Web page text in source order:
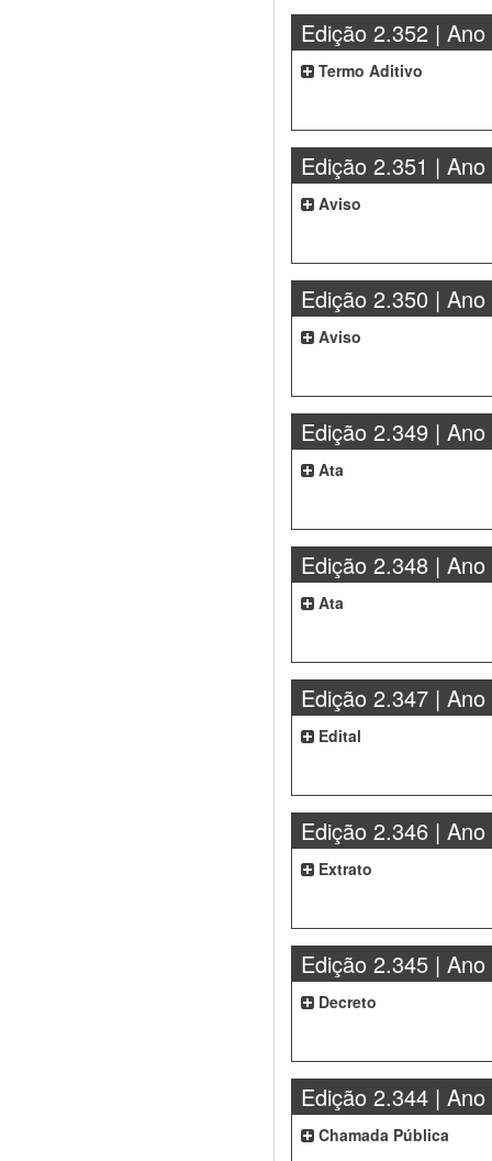
Edição 2.352 | Ano
Termo Aditivo
Edição 2.351 | Ano
Aviso
Edição 2.350 | Ano
Aviso
Edição 2.349 | Ano
Ata
Edição 2.348 | Ano
Ata
Edição 2.347 | Ano
Edital
Edição 2.346 | Ano
Extrato
Edição 2.345 | Ano
Decreto
Edição 2.344 | Ano
Chamada Pública